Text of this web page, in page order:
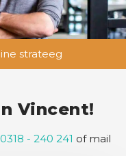
strateeg
Vincent!
0318 - 240 241 of mail